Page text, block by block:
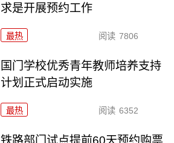
求是开展预约工作
最热 阅读 7806
国门学校优秀青年教师培养支持
计划正式启动实施
最热 阅读 6352
铁路部门试点提前60天预约购票